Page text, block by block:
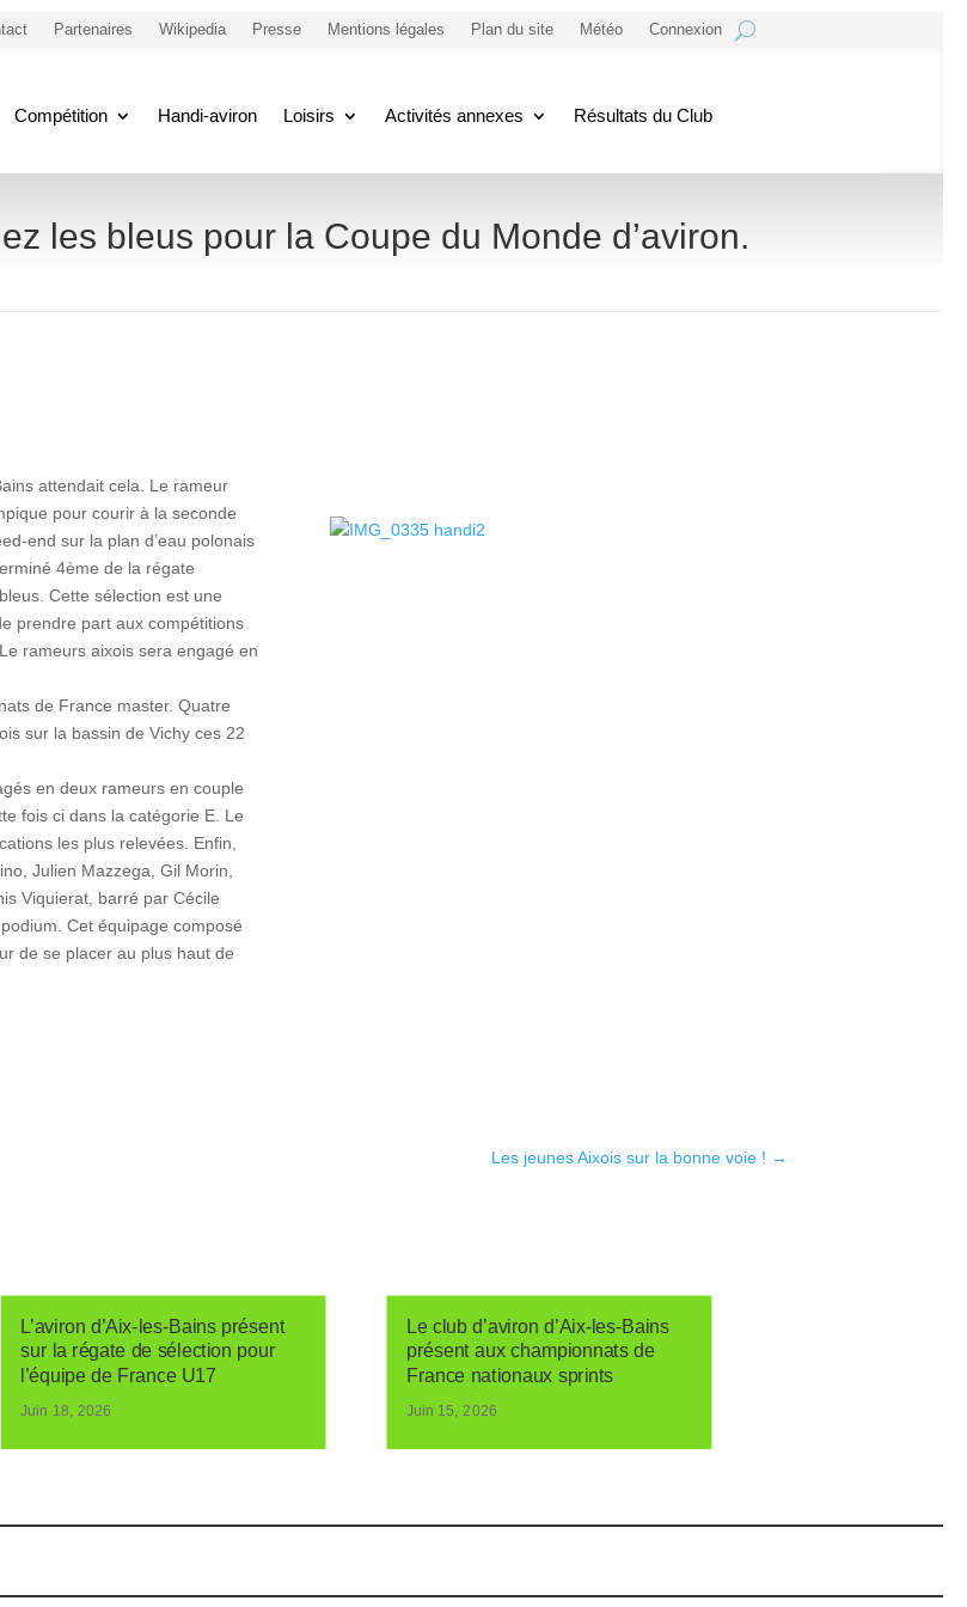
Partenaires Wikipedia Presse Mentions légales Plan du site Météo Connexion
Compétition Handi-aviron Loisirs Activités annexes Résultats du Club
les bleus pour la Coupe du Monde d’aviron.
attendait cela. Le rameur
pour courir à la seconde
end sur la plan d’eau polonais
4ème de la régate
Cette sélection est une
prendre part aux compétitions
rameurs aixois sera engagé en
de France master. Quatre
sur la bassin de Vichy ces 22
en deux rameurs en couple
fois ci dans la catégorie E. Le
les plus relevées. Enfin,
Julien Mazzega, Gil Morin,
Viquierat, barré par Cécile
Cet équipage composé
de se placer au plus haut de
Les jeunes Aixois sur la bonne voie ! →
L’aviron d’Aix-les-Bains présent
sur la régate de sélection pour
l’équipe de France U17
Juin 18, 2026
Le club d’aviron d’Aix-les-Bains
présent aux championnats de
France nationaux sprints
Juin 15, 2026